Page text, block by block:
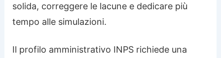
solida, correggere le lacune e dedicare più
tempo alle simulazioni.
Il profilo amministrativo INPS richiede una